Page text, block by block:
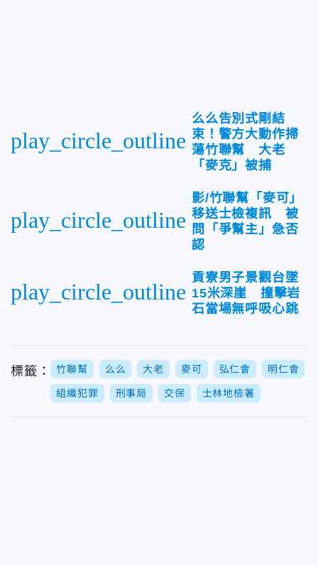
play_circle_outline
么么告別式剛結
束！警方大動作掃
蕩竹聯幫 大老
「麥克」被捕
play_circle_outline
影/竹聯幫「麥可」
移送士檢複訊 被
問「爭幫主」急否
認
play_circle_outline
貢寮男子景觀台墜
15米深崖 撞擊岩
石當場無呼吸心跳
標籤： 竹聯幫 么么 大老 麥可 弘仁會 明仁會
組織犯罪 刑事局 交保 士林地檢署